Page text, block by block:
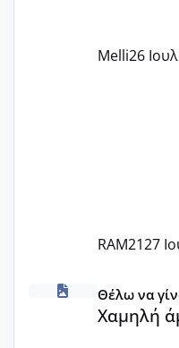
Εγώ πήγα σε
Melli26
RAM2127
Χαμηλή άμη
Θέλω να
Χαμηλή